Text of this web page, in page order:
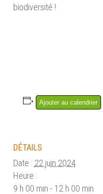
biodiversité !
Ajouter au calendrier
DÉTAILS
Date : 22 juin 2024
Heure :
9 h 00 min - 12 h 00 min